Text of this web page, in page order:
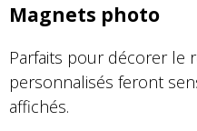
Magnets photo
Parfaits pour décorer le
personnalisés feront
affichés.